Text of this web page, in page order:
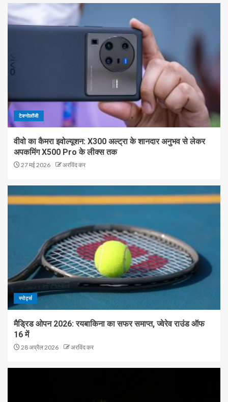
टेक्नोलॉजी
वीवो का कैमरा इवोल्यूशन: X300 अल्ट्रा के शानदार अनुभव से लेकर
अपकमिंग X500 Pro के लीक्स तक
27 मई 2026 अरविंद कर
स्पोर्ट्स
मैड्रिड ओपन 2026: रयबाकिना का सफर समाप्त, ज्वेरेव राउंड ऑफ
16 में
28 अप्रैल 2026 अरविंद कर